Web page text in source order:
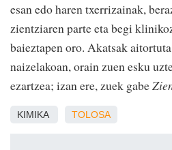
esan edo haren txerrizainak,
zientziaren parte eta begi
baieztapen oro. Akatsak
naizelakoan, orain zuen esku
ezartzea; izan ere, zuek gabe
KIMIKA TOLOSA